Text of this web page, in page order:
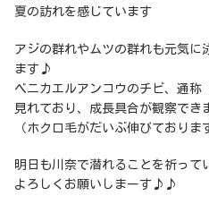
夏の訪れを感じています
アジの群れやムツの群れも元気に
ます♪
ベニカエルアンコウのチビ、通称
見れており、成長具合が観察でき
（ホクロ毛がだいぶ伸びておりま
明日も川奈で潜れることを祈って
よろしくお願いしまーす♪♪